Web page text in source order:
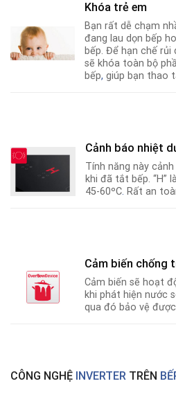
Khóa trẻ em
Bạn rất dễ chạm
đang lau dọn bếp
bếp. Để hạn chế
sẽ khóa toàn bộ
bếp, giúp bạn thao
Cảnh báo nhiệt
Tính năng này
khi đã tắt bếp. “H”
45-60ºC. Rất an
Cảm biến chống
Cảm biến sẽ hoạt
khi phát hiện nước
qua đó bảo vệ
CÔNG NGHỆ INVERTER TRÊN